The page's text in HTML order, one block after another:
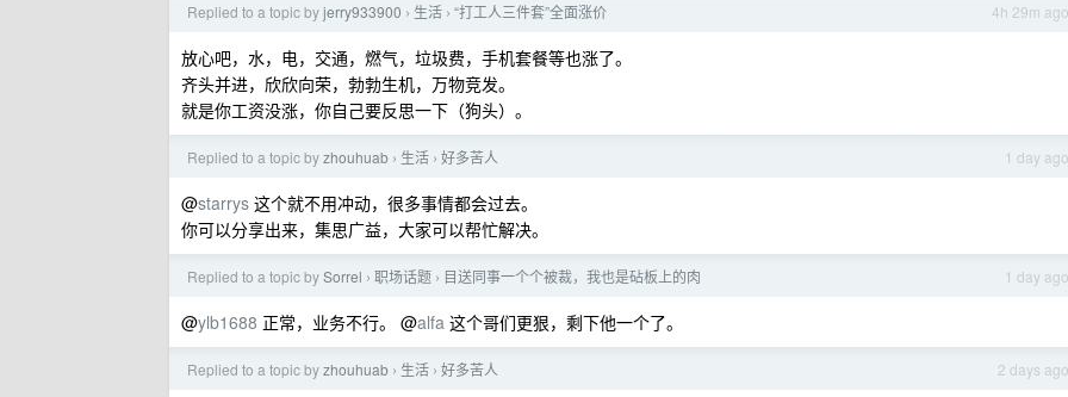
4h 29m ago
Replied to a topic byjerry933900 › 生活 › “打工人三件套”全面涨价
放心吧，水，电，交通，燃气，垃圾费，手机套餐等也涨了。
齐头并进，欣欣向荣，勃勃生机，万物竞发。
就是你工资没涨，你自己要反思一下（狗头）。
1 day ago
Replied to a topic byzhouhuab › 生活 › 好多苦人
@starrys 这个就不用冲动，很多事情都会过去。
你可以分享出来，集思广益，大家可以帮忙解决。
1 day ago
Replied to a topic bySorrel › 职场话题 › 目送同事一个个被裁，我也是砧板上的肉
@ylb1688 正常，业务不行。 @alfa 这个哥们更狠，剩下他一个了。
2 days ago
Replied to a topic byzhouhuab › 生活 › 好多苦人